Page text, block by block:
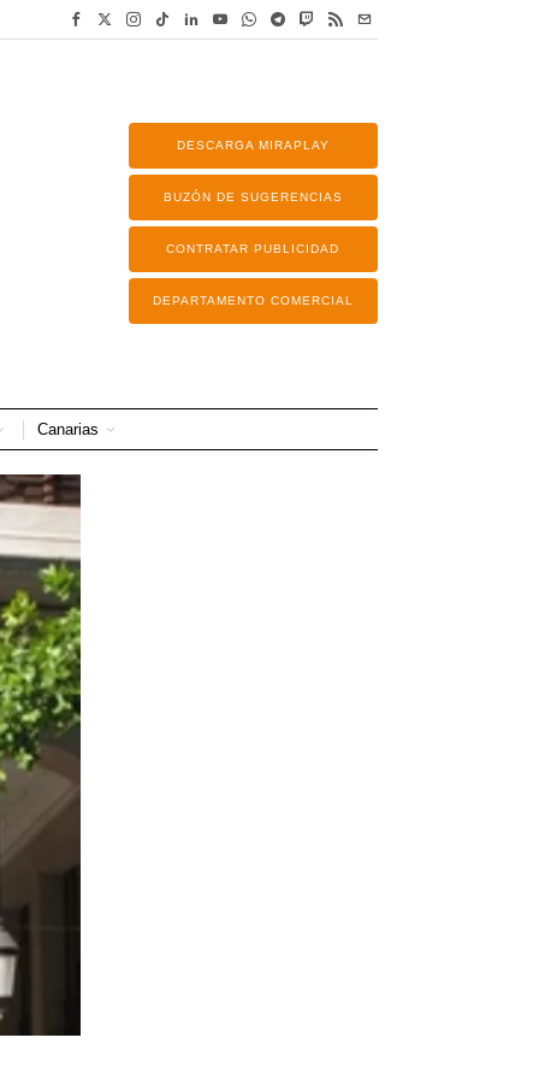
DESCARGA MIRAPLAY
BUZÓN DE SUGERENCIAS
CONTRATAR PUBLICIDAD
DEPARTAMENTO COMERCIAL
Canarias